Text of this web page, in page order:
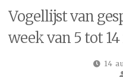
Vogellijst van
week van 5 tot 14
14